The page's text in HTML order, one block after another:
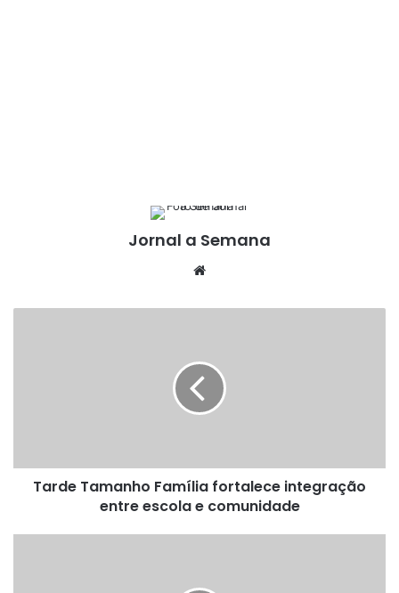
Jornal a Semana
comunidade
Tarde Tamanho Família fortalece integração
entre escola e comunidade